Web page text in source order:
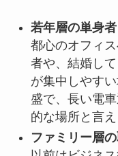
若年層の単身
都心のオフィ
者や、結婚し
が集中しやす
盛で、長い電
的な場所と言え
ファミリー層